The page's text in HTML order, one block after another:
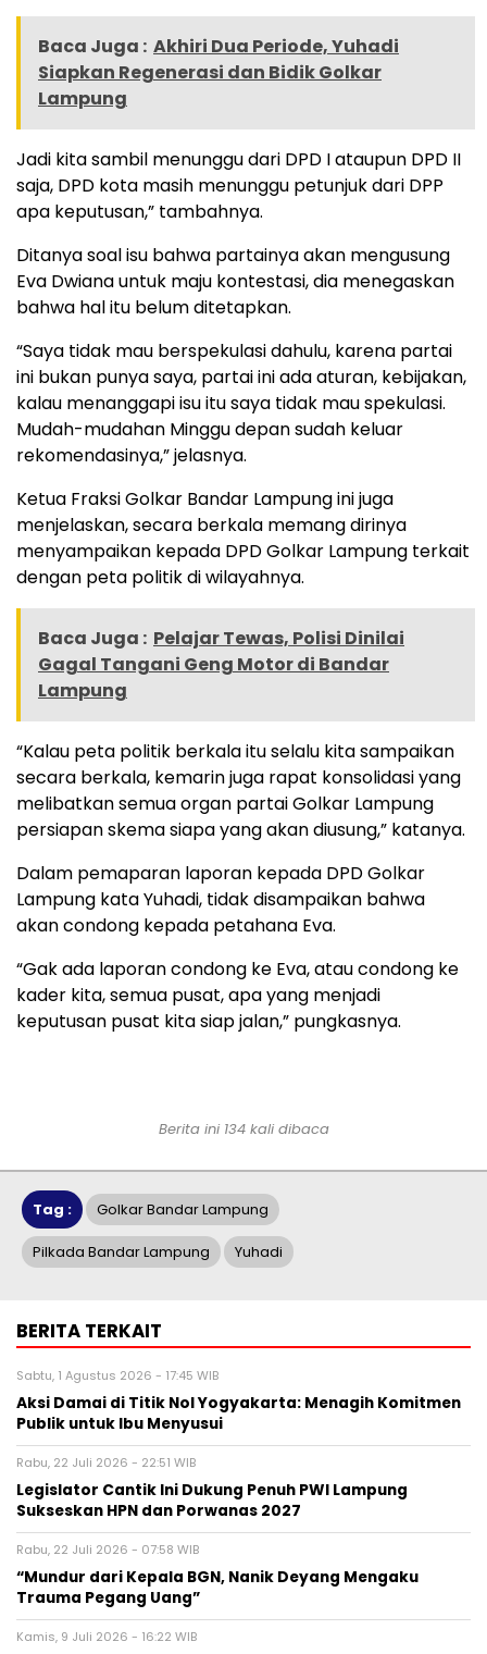
Baca Juga : Akhiri Dua Periode, Yuhadi
Siapkan Regenerasi dan Bidik Golkar
Lampung
Jadi kita sambil menunggu dari DPD I ataupun DPD II
saja, DPD kota masih menunggu petunjuk dari DPP
apa keputusan,” tambahnya.
Ditanya soal isu bahwa partainya akan mengusung
Eva Dwiana untuk maju kontestasi, dia menegaskan
bahwa hal itu belum ditetapkan.
“Saya tidak mau berspekulasi dahulu, karena partai
ini bukan punya saya, partai ini ada aturan, kebijakan,
kalau menanggapi isu itu saya tidak mau spekulasi.
Mudah-mudahan Minggu depan sudah keluar
rekomendasinya,” jelasnya.
Ketua Fraksi Golkar Bandar Lampung ini juga
menjelaskan, secara berkala memang dirinya
menyampaikan kepada DPD Golkar Lampung terkait
dengan peta politik di wilayahnya.
Baca Juga : Pelajar Tewas, Polisi Dinilai
Gagal Tangani Geng Motor di Bandar
Lampung
“Kalau peta politik berkala itu selalu kita sampaikan
secara berkala, kemarin juga rapat konsolidasi yang
melibatkan semua organ partai Golkar Lampung
persiapan skema siapa yang akan diusung,” katanya.
Dalam pemaparan laporan kepada DPD Golkar
Lampung kata Yuhadi, tidak disampaikan bahwa
akan condong kepada petahana Eva.
“Gak ada laporan condong ke Eva, atau condong ke
kader kita, semua pusat, apa yang menjadi
keputusan pusat kita siap jalan,” pungkasnya.
Berita ini 134 kali dibaca
Tag : Golkar Bandar Lampung
Pilkada Bandar Lampung Yuhadi
BERITA TERKAIT
Sabtu, 1 Agustus 2026 - 17:45 WIB
Aksi Damai di Titik Nol Yogyakarta: Menagih Komitmen
Publik untuk Ibu Menyusui
Rabu, 22 Juli 2026 - 22:51 WIB
Legislator Cantik Ini Dukung Penuh PWI Lampung
Sukseskan HPN dan Porwanas 2027
Rabu, 22 Juli 2026 - 07:58 WIB
“Mundur dari Kepala BGN, Nanik Deyang Mengaku
Trauma Pegang Uang”
Kamis, 9 Juli 2026 - 16:22 WIB